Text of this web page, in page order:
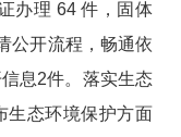
办理 64件，固体
公开流程，畅通依
息2件。落实生态
生态环境保护方面